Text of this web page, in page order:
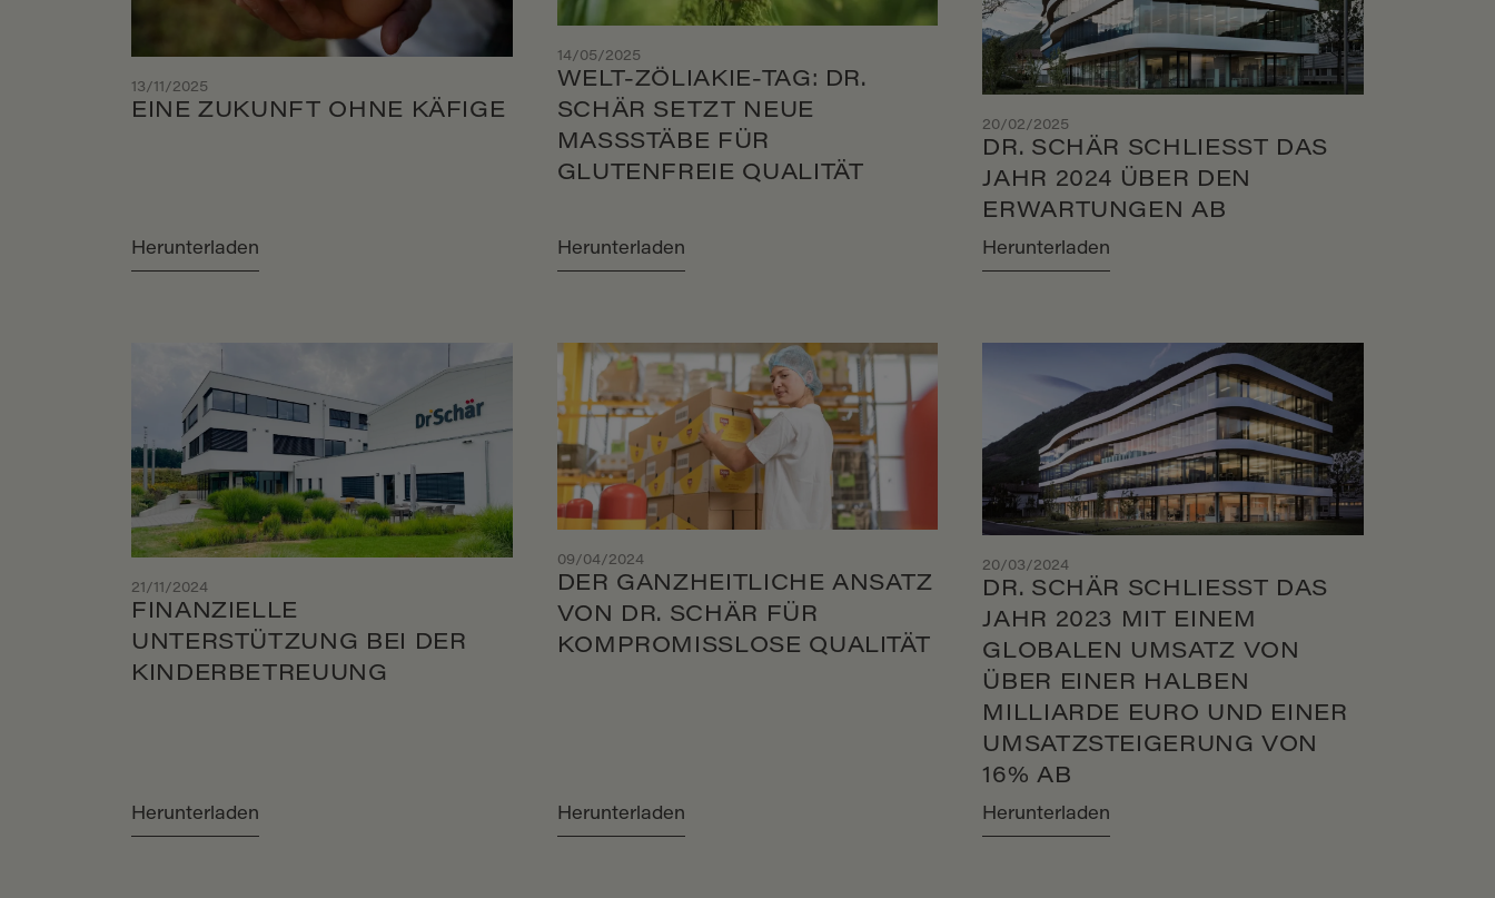
13/11/2025
EINE ZUKUNFT OHNE KÄFIGE
Herunterladen
14/05/2025
WELT-ZÖLIAKIE-TAG: DR.
SCHÄR SETZT NEUE
MASSSTÄBE FÜR G
LUTENFREIE QUALITÄT
Herunterladen
20/02/2025
DR. SCHÄR SCHLIESST DAS
JAHR 2024 ÜBER DEN
ERWARTUNGEN AB
Herunterladen
21/11/2024
FINANZIELLE
UNTERSTÜTZUNG BEI DER
KINDERBETREUUNG
Herunterladen
09/04/2024
DER GANZHEITLICHE ANSATZ
VON DR. SCHÄR FÜR
KOMPROMISSLOSE QUALITÄT
Herunterladen
20/03/2024
DR. SCHÄR SCHLIESST DAS J
AHR 2023 MIT EINEM G
LOBALEN UMSATZ VON Ü
BER EINER HALBEN M
ILLIARDE EURO UND EINER U
MSATZSTEIGERUNG VON 1
6% AB
Herunterladen